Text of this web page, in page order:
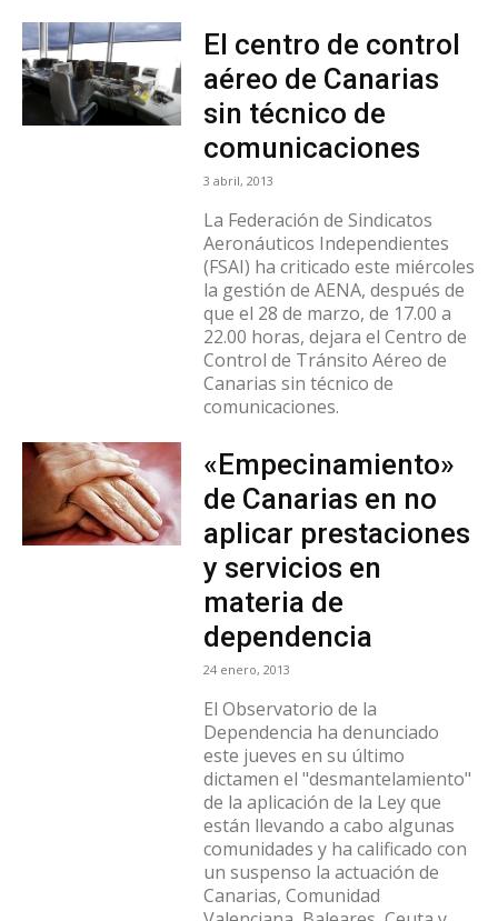
El centro de control
aéreo de Canarias
sin técnico de
comunicaciones
3 abril, 2013
La Federación de Sindicatos
Aeronáuticos Independientes
(FSAI) ha criticado este miércoles
la gestión de AENA, después de
que el 28 de marzo, de 17.00 a
22.00 horas, dejara el Centro de
Control de Tránsito Aéreo de
Canarias sin técnico de
comunicaciones.
«Empecinamiento»
de Canarias en no
aplicar prestaciones
y servicios en
materia de
dependencia
24 enero, 2013
El Observatorio de la
Dependencia ha denunciado
este jueves en su último
dictamen el "desmantelamiento"
de la aplicación de la Ley que
están llevando a cabo algunas
comunidades y ha calificado con
un suspenso la actuación de
Canarias, Comunidad